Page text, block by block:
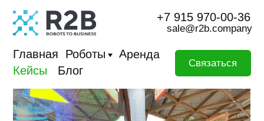
+7 915 970-00-36
sale@r2b.company
Главная
Роботы
Блог
Кейсы
Аренда